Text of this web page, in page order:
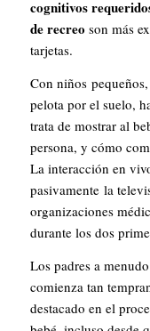
cognitivos
de recreo son más
tarjetas.
Con niños
pelota por el suelo,
trata de mostrar al
persona, y cómo
La interacción en
pasivamente la
organizaciones
durante los dos
Los padres a
comienza tan
destacado en el